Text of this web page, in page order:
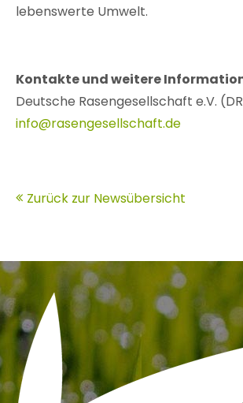
lebenswerte Umwelt.
Kontakte und weitere
Deutsche Rasengesellschaft e.V.
info@rasengesellschaft.de
Zurück zur Newsübersicht